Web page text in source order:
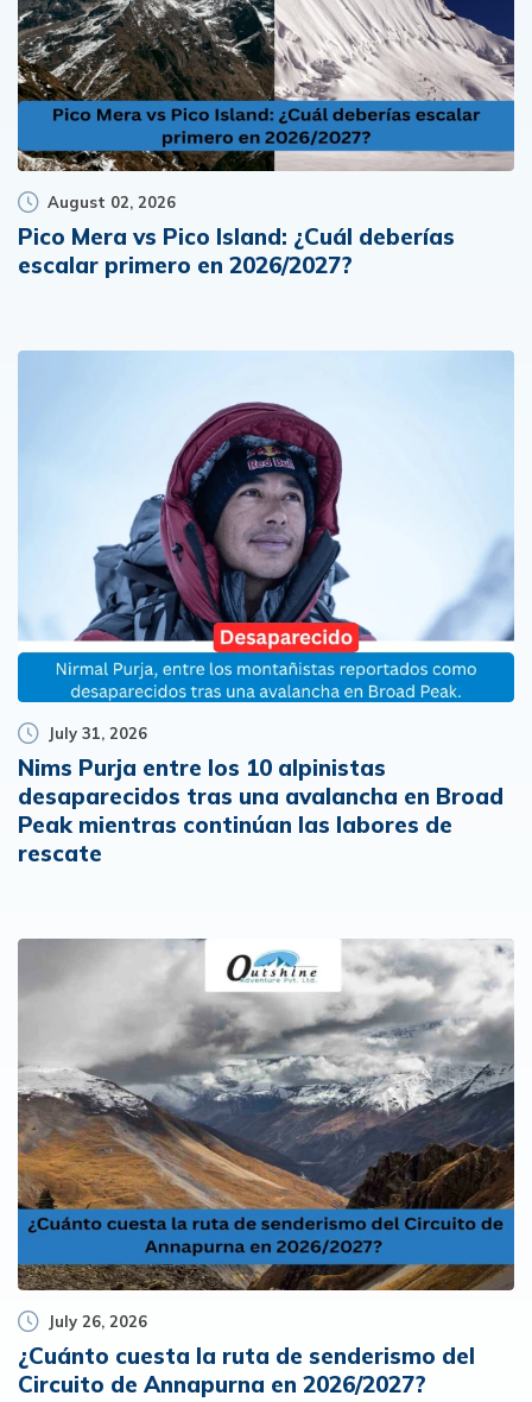
August 02, 2026
Pico Mera vs Pico Island: ¿Cuál deberías
escalar primero en 2026/2027?
July 31, 2026
Nims Purja entre los 10 alpinistas
desaparecidos tras una avalancha en Broad
Peak mientras continúan las labores de
rescate
July 26, 2026
¿Cuánto cuesta la ruta de senderismo del
Circuito de Annapurna en 2026/2027?